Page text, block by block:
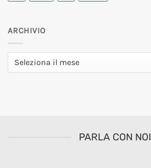
ARCHIVIO
Archivio
PARLA CON NOI